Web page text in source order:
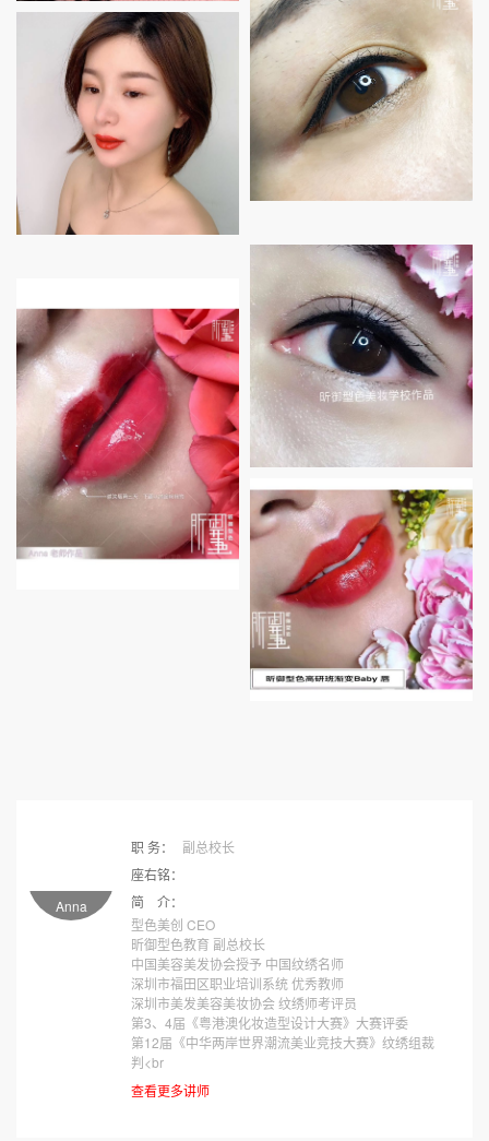
Anna
职 务：
副总校长
座右铭：
简 介：
型色美创 CEO
昕御型色教育 副总校长
中国美容美发协会授予 中国纹绣名师
深圳市福田区职业培训系统 优秀教师
深圳市美发美容美妆协会 纹绣师考评员
第3、4届《粤港澳化妆造型设计大赛》大赛评委
第12届《中华两岸世界潮流美业竞技大赛》纹绣组裁
判<br
查看更多讲师